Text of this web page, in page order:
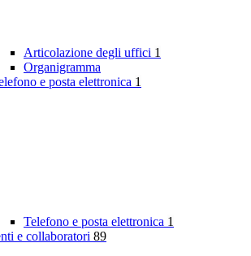
Articolazione degli uffici 1
Organigramma
e posta elettronica 1
Telefono e posta elettronica 1
e collaboratori 89